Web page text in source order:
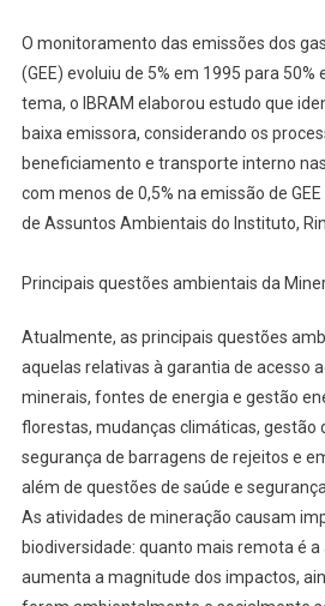
O monitoramento das emissões dos
(GEE) evoluiu de 5% em 1995 para 50%
tema, o IBRAM elaborou estudo que
baixa emissora, considerando os
beneficiamento e transporte interno
com menos de 0,5% na emissão de
de Assuntos Ambientais do Instituto,
Principais questões ambientais da
Atualmente, as principais questões
aquelas relativas à garantia de acesso
minerais, fontes de energia e gestão
florestas, mudanças climáticas, gestão
segurança de barragens de rejeitos e
além de questões de saúde e
As atividades de mineração causam
biodiversidade: quanto mais remota é
aumenta a magnitude dos impactos,